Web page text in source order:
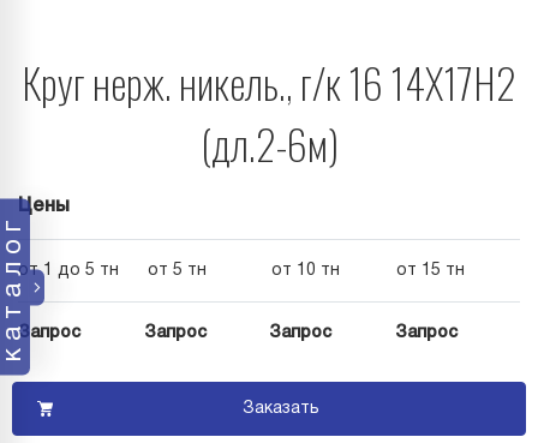
каталог
Круг нерж. никель., г/к 16 14Х17Н2
(дл.2-6м)
Цены
от 1 до 5 тн от 5 тн от 10 тн от 15 тн
Запрос Запрос Запрос Запрос
Заказать